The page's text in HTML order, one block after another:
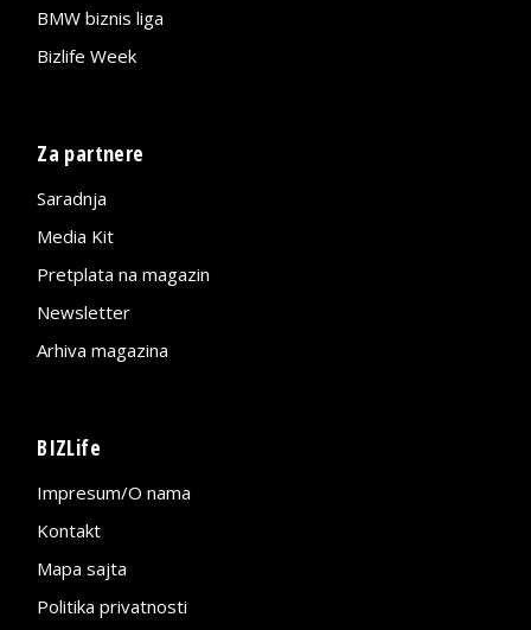
BMW biznis liga
Bizlife Week
Za partnere
Saradnja
Media Kit
Pretplata na magazin
Newsletter
Arhiva magazina
BIZLife
Impresum/O nama
Kontakt
Mapa sajta
Politika privatnosti